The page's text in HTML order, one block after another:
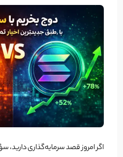
اگر امروز قصد سرمایه‌گذاری